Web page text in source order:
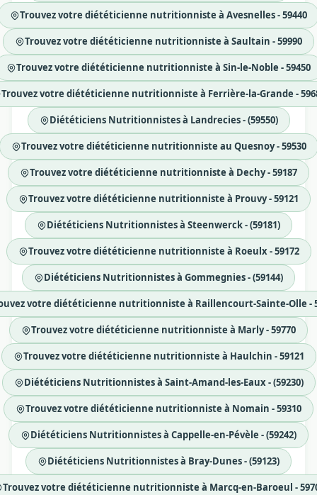
Trouvez votre diététicienne nutritionniste à Avesnelles - 59440
Trouvez votre diététicienne nutritionniste à Saultain - 59990
Trouvez votre diététicienne nutritionniste à Sin-le-Noble - 59450
Trouvez votre diététicienne nutritionniste à Ferrière-la-Grande -
Diététiciens Nutritionnistes à Landrecies - (59550)
Trouvez votre diététicienne nutritionniste au Quesnoy - 59530
Trouvez votre diététicienne nutritionniste à Dechy - 59187
Trouvez votre diététicienne nutritionniste à Prouvy - 59121
Diététiciens Nutritionnistes à Steenwerck - (59181)
Trouvez votre diététicienne nutritionniste à Roeulx - 59172
Diététiciens Nutritionnistes à Gommegnies - (59144)
votre diététicienne nutritionniste à Raillencourt-Sainte-Olle -
Trouvez votre diététicienne nutritionniste à Marly - 59770
Trouvez votre diététicienne nutritionniste à Haulchin - 59121
Diététiciens Nutritionnistes à Saint-Amand-les-Eaux - (59230)
Trouvez votre diététicienne nutritionniste à Nomain - 59310
Diététiciens Nutritionnistes à Cappelle-en-Pévèle - (59242)
Diététiciens Nutritionnistes à Bray-Dunes - (59123)
Trouvez votre diététicienne nutritionniste à Marcq-en-Baroeul -